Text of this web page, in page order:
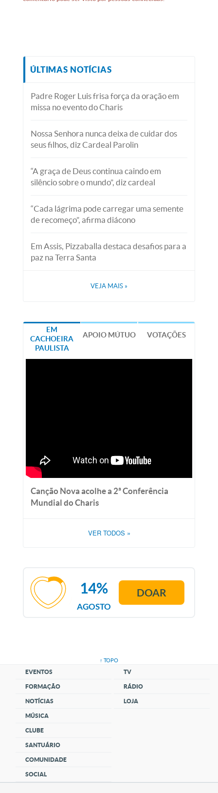
ÚLTIMAS NOTÍCIAS
Padre Roger Luis frisa força da oração em
missa no evento do Charis
Nossa Senhora nunca deixa de cuidar dos
seus filhos, diz Cardeal Parolin
“A graça de Deus continua caindo em
silêncio sobre o mundo”, diz cardeal
“Cada lágrima pode carregar uma semente
de recomeço”, afirma diácono
Em Assis, Pizzaballa destaca desafios para a
paz na Terra Santa
VEJA MAIS »
EM
CACHOEIRA
PAULISTA
APOIO MÚTUO VOTAÇÕES
Canção Nova acolhe a 2ª Conferência
Mundial do Charis
VER TODOS »
AGOSTO
14% DOAR
↑ TOPO
EVENTOS
FORMAÇÃO
NOTÍCIAS
MÚSICA
CLUBE
SANTUÁRIO
COMUNIDADE
SOCIAL
TV
RÁDIO
LOJA